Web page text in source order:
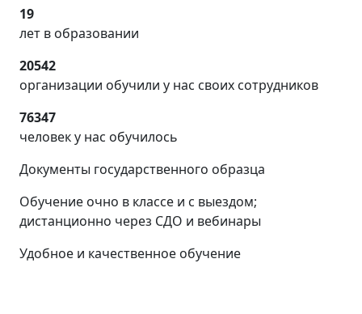
19
лет в образовании
20542
организации обучили у нас своих сотрудников
76347
человек у нас обучилось
Документы государственного образца
Обучение очно в классе и с выездом;
дистанционно через СДО и вебинары
Удобное и качественное обучение